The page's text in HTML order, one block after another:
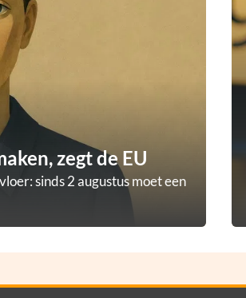
zegt de EU
sinds 2 augustus moet een